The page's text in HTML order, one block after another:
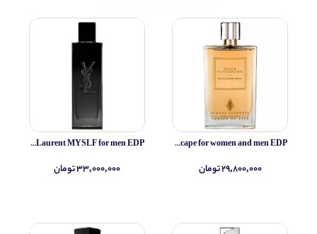
Simone Andreoli Tulum Junglescape for women and men EDP
۲۹,۸۰۰,۰۰۰ تومان
Yves Saint Laurent MYSLF for men EDP
۳۳,۰۰۰,۰۰۰ تومان